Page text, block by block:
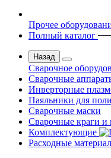
Прочее
Полный каталог
Назад
Сварочное
Сварочные
Инверторные
Паяльники для
Сварочные маски
Сварочные краги и
Комплектующие
Расходные